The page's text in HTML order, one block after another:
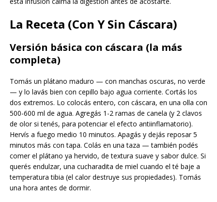
La Receta (Con Y Sin Cáscara)
Versión básica con cáscara (la más
completa)
Tomás un plátano maduro — con manchas oscuras, no verde
— y lo lavás bien con cepillo bajo agua corriente. Cortás los
dos extremos. Lo colocás entero, con cáscara, en una olla con
500-600 ml de agua. Agregás 1-2 ramas de canela (y 2 clavos
de olor si tenés, para potenciar el efecto antiinflamatorio).
Hervís a fuego medio 10 minutos. Apagás y dejás reposar 5
minutos más con tapa. Colás en una taza — también podés
comer el plátano ya hervido, de textura suave y sabor dulce. Si
querés endulzar, una cucharadita de miel cuando el té baje a
temperatura tibia (el calor destruye sus propiedades). Tomás
una hora antes de dormir.